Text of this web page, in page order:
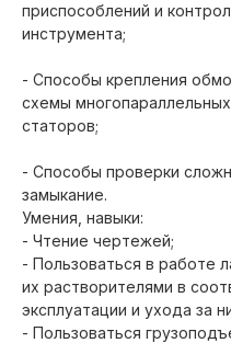
приспособлений и
инструмента;
- Cпособы крепления
схемы
статоров;
- Способы проверки
замыкание.
Умения, навыки:
- Чтение чертежей;
- Пользоваться в работе
их растворителями в
эксплуатации и ухода за
- Пользоваться